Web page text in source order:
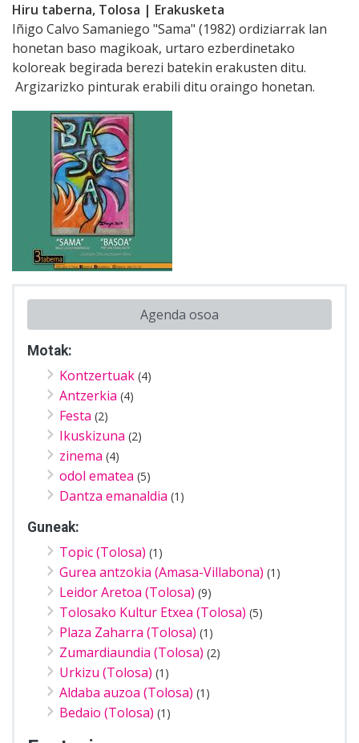
Hiru taberna, Tolosa | Erakusketa
Iñigo Calvo Samaniego "Sama" (1982) ordiziarrak lan
honetan baso magikoak, urtaro ezberdinetako
koloreak begirada berezi batekin erakusten ditu.
Argizarizko pinturak erabili ditu oraingo honetan.
Agenda osoa
Motak:
Kontzertuak (4)
Antzerkia (4)
Festa (2)
Ikuskizuna (2)
zinema (4)
odol ematea (5)
Dantza emanaldia (1)
Guneak:
Topic (Tolosa) (1)
Gurea antzokia (Amasa-Villabona) (1)
Leidor Aretoa (Tolosa) (9)
Tolosako Kultur Etxea (Tolosa) (5)
Plaza Zaharra (Tolosa) (1)
Zumardiaundia (Tolosa) (2)
Urkizu (Tolosa) (1)
Aldaba auzoa (Tolosa) (1)
Bedaio (Tolosa) (1)